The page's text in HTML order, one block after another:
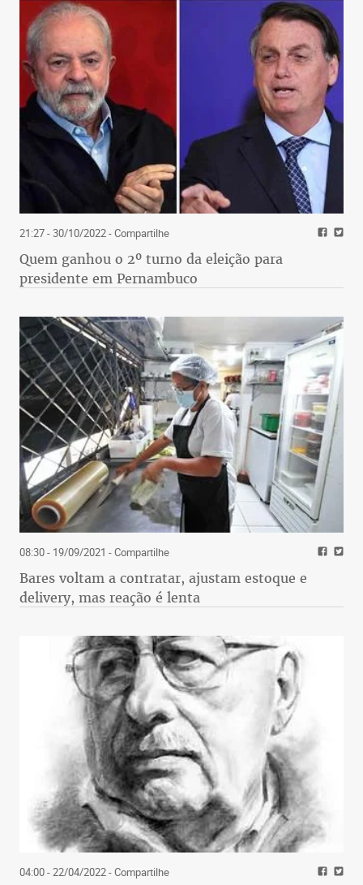
21:27 - 30/10/2022- Compartilhe
Quem ganhou o 2º turno da eleição para
presidente em Pernambuco
08:30 - 19/09/2021 - Compartilhe
Bares voltam a contratar, ajustam estoque e
delivery, mas reação é lenta
04:00 - 22/04/2022- Compartilhe